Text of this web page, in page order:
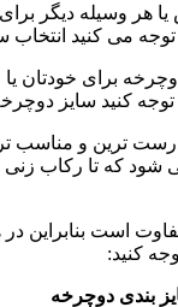
هر وسیله دیگر
توجه می کنید
برای خودتان یا
توجه کنید سایز
ترین و مناسب
شود که تا رکاب
است بنابراین در
کنید:
بندی دوچرخه